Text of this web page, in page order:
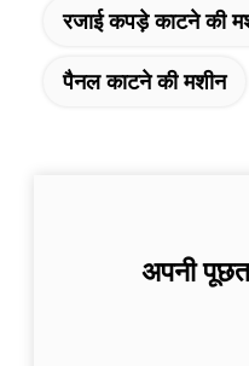
रजाई कपड़े काटने की
पैनल काटने की मशीन
अपनी